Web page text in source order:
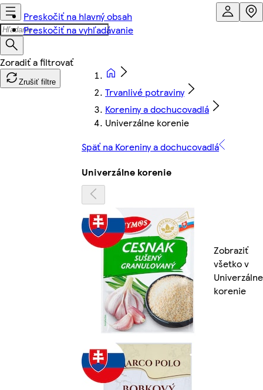
Preskočiť na hlavný obsah
Preskočiť na vyhľadávanie
Zrušiť filtre
Trvanlivé potraviny
Koreniny a dochucovadlá
Univerzálne korenie
Späť na Koreniny a dochucovadlá
Univerzálne korenie
Zobraziť
všetko v
Univerzálne
korenie